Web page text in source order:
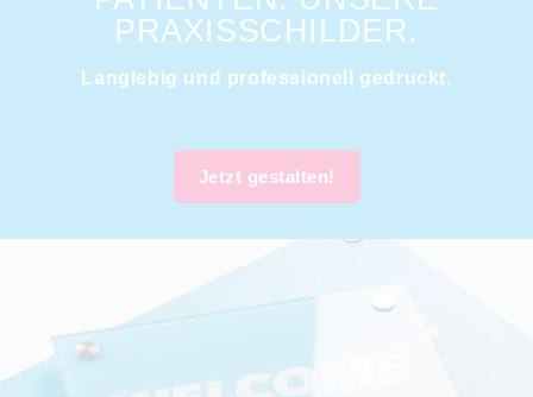
PRAXISSCHILDER.
Langlebig und professionell gedruckt.
Jetzt gestalten!